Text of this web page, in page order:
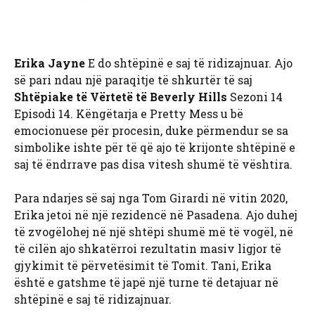
Erika JayneE do shtëpinë e saj të ridizajnuar. Ajo
së pari ndau një paraqitje të shkurtër të saj
Shtëpiake të Vërtetë të Beverly Hills Sezoni 14
Episodi 14. Këngëtarja e Pretty Mess u bë
emocionuese për procesin, duke përmendur se sa
simbolike ishte për të që ajo të krijonte shtëpinë e
saj të ëndrrave pas disa vitesh shumë të vështira.
Para ndarjes së saj nga Tom Girardi në vitin 2020,
Erika jetoi në një rezidencë në Pasadena. Ajo duhej
të zvogëlohej në një shtëpi shumë më të vogël, në
të cilën ajo shkatërroi rezultatin masiv ligjor të
gjykimit të përvetësimit të Tomit. Tani, Erika
është e gatshme të japë një turne të detajuar në
shtëpinë e saj të ridizajnuar.